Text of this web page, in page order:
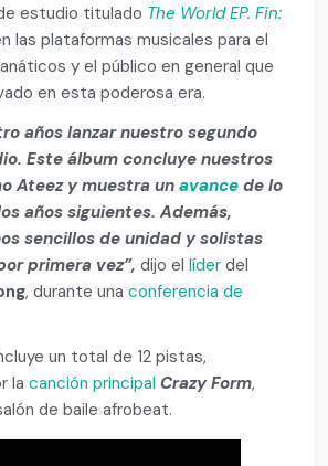
estudio titulado The World EP. Fin:
las plataformas musicales para el
y el público en general que
en esta poderosa era.
años lanzar nuestro segundo
Este álbum concluye nuestros
Ateez y muestra unavance de lo
años siguientes. Además,
sencillos de unidad y solistas
primera vez”, dijo ellíder del
, durante unaconferencia de
un total de 12 pistas,
lacanción principal Crazy Form,
de baile afrobeat.